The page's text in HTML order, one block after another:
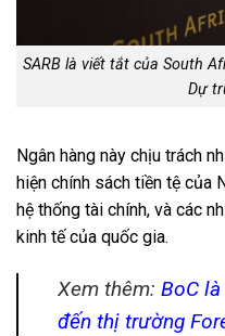
SARB là viết tắt của South
Dự
Ngân hàng này chịu trách
hiện chính sách tiền tệ của
hệ thống tài chính, và các
kinh tế của quốc gia.
Xem thêm: BoC
đến thị trường